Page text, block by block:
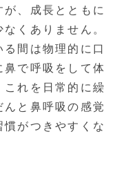
、成長とともに
くありません。
間は物理的に口
で呼吸をして体
れを日常的に繰
んと鼻呼吸の感覚
がつきやすくな